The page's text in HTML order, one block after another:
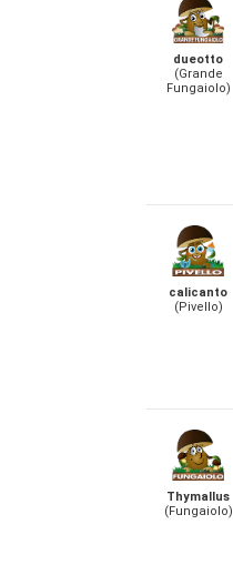
dueotto
(Grande
Fungaiolo)
calicanto
(Pivello)
Thymallus
(Fungaiolo)